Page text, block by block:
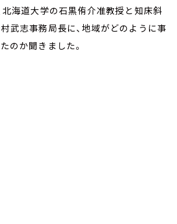
北海道大学の石黒侑介准教授と知床斜
武志事務局長に、地域がどのように事
のか聞きました。